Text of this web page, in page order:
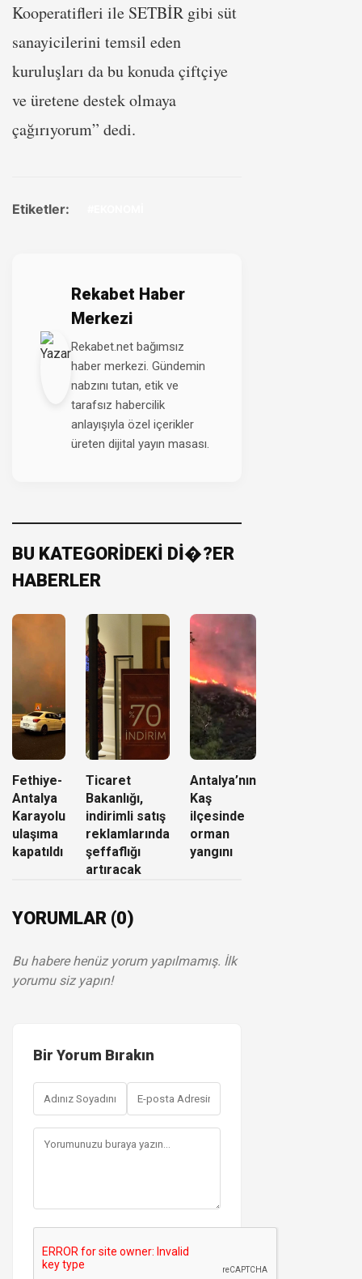
Kooperatifleri ile SETBİR gibi süt
sanayicilerini temsil eden
kuruluşları da bu konuda çiftçiye
ve üretene destek olmaya
çağırıyorum” dedi.
Etiketler:
Rekabet Haber
Merkezi
Rekabet.net bağımsız
haber merkezi. Gündemin
nabzını tutan, etik ve
tarafsız habercilik
anlayışıyla özel içerikler
üreten dijital yayın masası.
BU KATEGORİDEKİ Dİ�?ER
HABERLER
Fethiye-
Antalya
Karayolu
ulaşıma
kapatıldı
Ticaret
Bakanlığı,
indirimli satış
reklamlarında
şeffaflığı
artıracak
Antalya’nın
Kaş
ilçesinde
orman
yangını
YORUMLAR (0)
Bu habere henüz yorum yapılmamış. İlk
yorumu siz yapın!
Bir Yorum Bırakın